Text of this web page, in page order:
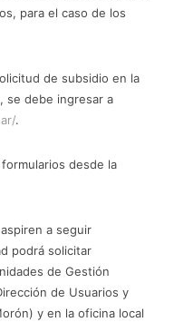
para el caso de los
de subsidio en la
se debe ingresar a
.
desde la
a seguir
podrá solicitar
de Gestión
de Usuarios y
y en la oficina local